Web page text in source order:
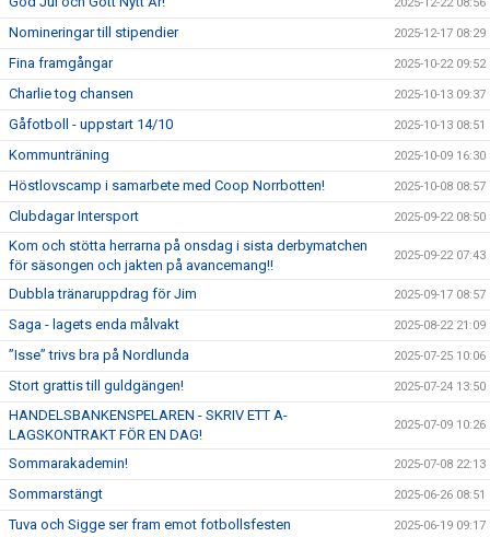
Nomineringar till stipendier 2025-12-17 08:29
Fina framgångar 2025-10-22 09:52
Charlie tog chansen 2025-10-13 09:37
Gåfotboll - uppstart 14/10 2025-10-13 08:51
Kommunträning 2025-10-09 16:30
Höstlovscamp i samarbete med Coop Norrbotten! 2025-10-08 08:57
Clubdagar Intersport 2025-09-22 08:50
Kom och stötta herrarna på onsdag i sista derbymatchen
för säsongen och jakten på avancemang!!
2025-09-22 07:43
Dubbla tränaruppdrag för Jim 2025-09-17 08:57
Saga - lagets enda målvakt 2025-08-22 21:09
”Isse” trivs bra på Nordlunda 2025-07-25 10:06
Stort grattis till guldgängen! 2025-07-24 13:50
HANDELSBANKENSPELAREN - SKRIV ETT A-
LAGSKONTRAKT FÖR EN DAG!
2025-07-09 10:26
Sommarakademin! 2025-07-08 22:13
Sommarstängt 2025-06-26 08:51
Tuva och Sigge ser fram emot fotbollsfesten 2025-06-19 09:17